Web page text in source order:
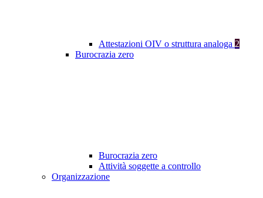
Attestazioni OIV o struttura analoga 2
Burocrazia zero
Burocrazia zero
Attività soggette a controllo
Organizzazione